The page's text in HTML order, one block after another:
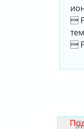

